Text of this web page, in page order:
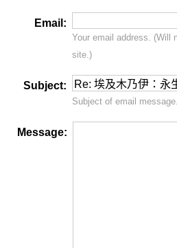
Email:
Your email address. (Will
site.)
Subject:
Subject of email message.
Message: